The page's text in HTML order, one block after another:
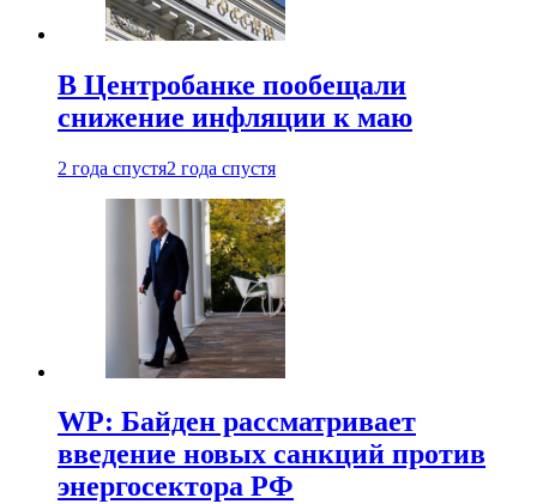
В Центробанке пообещали
снижение инфляции к маю
2 года спустя2 года спустя
WP: Байден рассматривает
введение новых санкций против
энергосектора РФ